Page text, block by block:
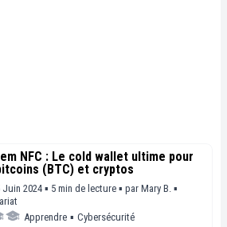
NFC : Le cold wallet ultime pour
(BTC) et cryptos
Juin 2024 ▪ 5 min de lecture ▪ par Mary B. ▪
Apprendre ▪ Cybersécurité